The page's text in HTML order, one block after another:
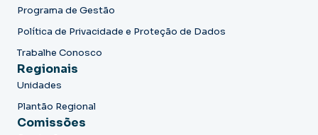
Programa de Gestão
Política de Privacidade e Proteção de Dados
Trabalhe Conosco
Regionais
Unidades
Plantão Regional
Comissões